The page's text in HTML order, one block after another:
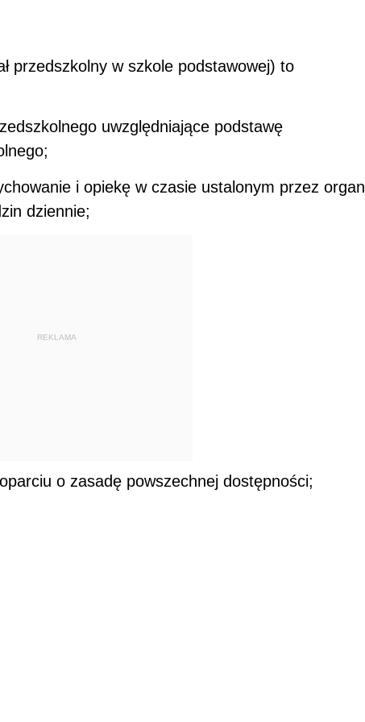
przedszkolny w szkole podstawowej) to
uwzględniające podstawę
i opiekę w czasie ustalonym przez organ
dziennie;
REKLAMA
o zasadę powszechnej dostępności;